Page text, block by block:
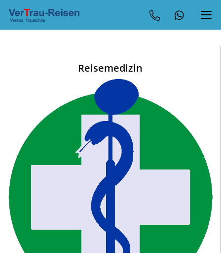
Reisemedizin